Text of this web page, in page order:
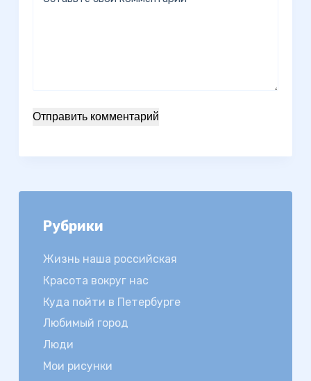
Отправить комментарий
Рубрики
Жизнь наша российская
Красота вокруг нас
Куда пойти в Петербурге
Любимый город
Люди
Мои рисунки